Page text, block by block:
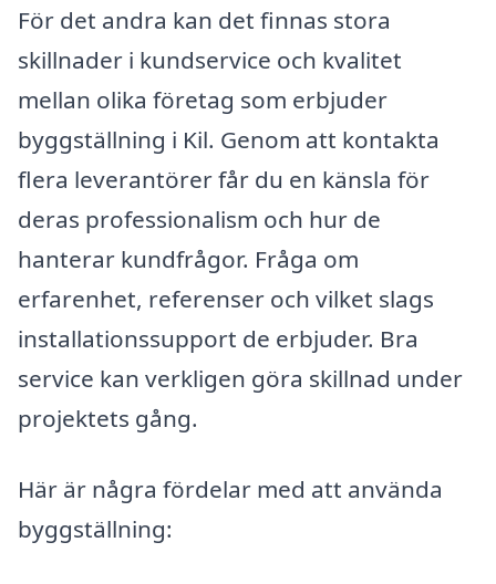
För det andra kan det finnas stora
skillnader i kundservice och kvalitet
mellan olika företag som erbjuder
byggställning i Kil. Genom att kontakta
flera leverantörer får du en känsla för
deras professionalism och hur de
hanterar kundfrågor. Fråga om
erfarenhet, referenser och vilket slags
installationssupport de erbjuder. Bra
service kan verkligen göra skillnad under
projektets gång.
Här är några fördelar med att använda
byggställning: